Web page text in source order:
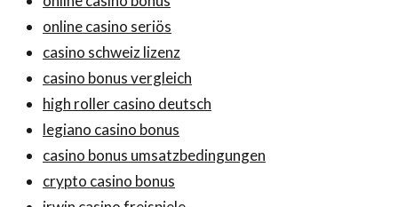
online casino seriös
casino schweiz lizenz
casino bonus vergleich
high roller casino deutsch
legiano casino bonus
casino bonus umsatzbedingungen
crypto casino bonus